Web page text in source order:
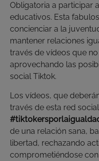
Obligatoria a participar
educativos. Esta
concienciar a la
mantener relaciones
través de vídeos que
aprovechando las
social Tiktok.
Los vídeos, que
través de esta red
de una relación sana,
libertad, rechazando
comprometiéndose